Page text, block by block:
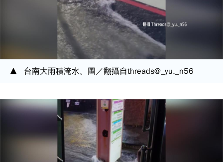
台南大雨積淹水。圖／翻攝自threads@_yu._n56